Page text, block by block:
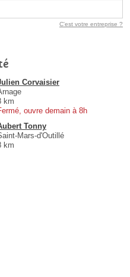
C'est votre entreprise ?
Corvaisier
km
ouvre demain à 8h
Tonny
Mars-d'Outillé
km